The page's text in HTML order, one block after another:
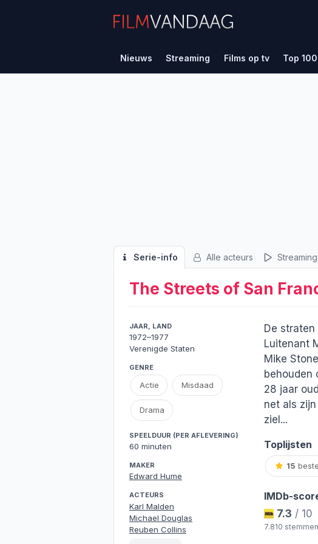
Nieuws Streaming Films op tv Top 100
Serie-info Alle acteurs Streaming
The Streets of San
JAAR, LAND
1972–1977
Verenigde Staten
GENRE
Actie Misdaad
Drama
SPEELDUUR (PER AFLEVERING)
60 minuten
MAKER
Edward Hume
ACTEURS
Karl Malden
Michael Douglas
Reuben Collins
De
Luitenant
Mike
behouden
28 jaar
net als
ziel...
Toplijsten
15
IMDb-
7.3 / 10
7.810 stemmen